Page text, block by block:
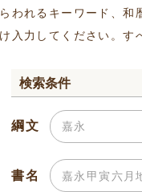
われるキーワード、
入力してください。
検索条件
綱文
書名